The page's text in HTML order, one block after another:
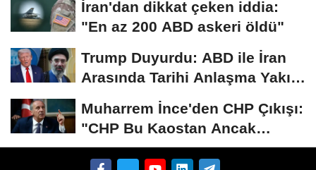
İran'dan dikkat çeken iddia:
"En az 200 ABD askeri öldü"
Trump Duyurdu: ABD ile İran
Arasında Tarihi Anlaşma Yakın!
Muharrem İnce'den CHP Çıkışı:
"CHP Bu Kaostan Ancak
Üyelerle Genel...